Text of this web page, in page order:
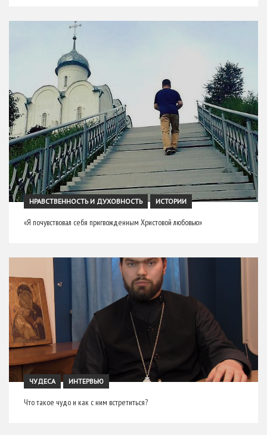
НРАВСТВЕННОСТЬ И ДУХОВНОСТЬ ИСТОРИИ
«Я почувствовал себя пригвожденным Христовой любовью»
ЧУДЕСА ИНТЕРВЬЮ
Что такое чудо и как с ним встретиться?